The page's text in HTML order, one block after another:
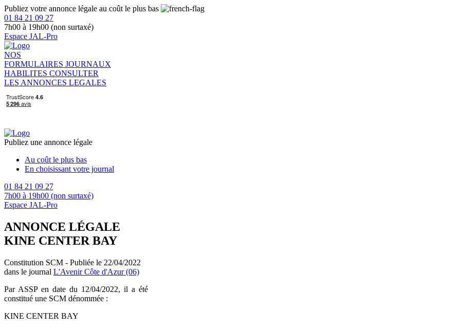
Publiez votre annonce légale au coût le plus bas
01 84 21 09 27
7h00 à 19h00 (non surtaxé)
Espace JAL-Pro
NOS
FORMULAIRES JOURNAUX
HABILITES CONSULTER
LES ANNONCES LEGALES
Publiez une annonce légale
Au coût le plus bas
En choisissant votre journal
01 84 21 09 27
7h00 à 19h00 (non surtaxé)
Espace JAL-Pro
ANNONCE LÉGALE
KINE CENTER BAY
Constitution SCM - Publiée le 22/04/2022
dans le journal L'Avenir Côte d'Azur (06)
Par ASSP en date du 12/04/2022, il a été
constitué une SCM dénommée :
KINE CENTER BAY